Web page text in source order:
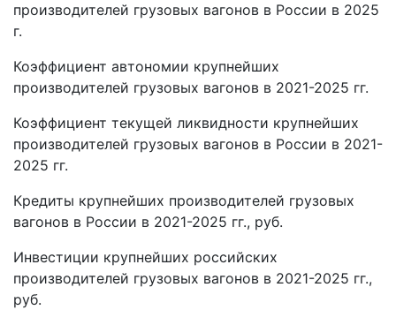
производителей грузовых вагонов в России в 2025
г.
Коэффициент автономии крупнейших
производителей грузовых вагонов в 2021-2025 гг.
Коэффициент текущей ликвидности крупнейших
производителей грузовых вагонов в России в 2021-
2025 гг.
Кредиты крупнейших производителей грузовых
вагонов в России в 2021-2025 гг., руб.
Инвестиции крупнейших российских
производителей грузовых вагонов в 2021-2025 гг.,
руб.